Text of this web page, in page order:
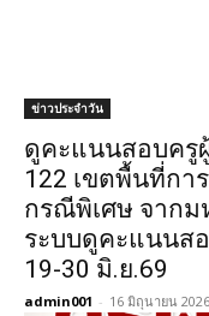
ข่าวประจำวัน
ดูคะแนนสอบครู
122 เขตพื้นที่กา
กรณีพิเศษ จากม
ระบบดูคะแนนส
19-30 มิ.ย.69
admin001 - 16 มิถุนายน 2026